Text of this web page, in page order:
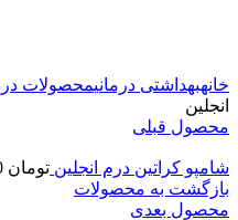
خانهبهداشتی درمانیمحصولات
انجلین
محصول قبلی
شامپو کراتین درم انجلین تومان
بازگشت به محصولات
محصول بعدی